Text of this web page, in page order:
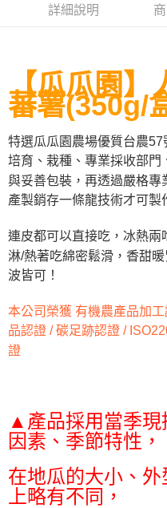
３．收到繳費通知簡訊後14天內
※ 交易是否成功請以「AFTEE先
是否繳費成功／繳費後需取消欲退
客戶支援中心」https://
【注意事項】
１．透過由恩沛科技股份有限公
易，需依本服務之必要範圍內提
權轉讓予恩沛科技股份有限公司。
２．關於個人資料處理事宜，請瀏
https://aftee.tw/terms/#terms3
「AFTEE先享後付」，若未經同
任。
４．使用「AFTEE先享後付」時
時審查核予不同之上限額度；若仍
５．嚴禁一人註冊多個帳號或使
恩沛科技股份有限公司將有權停
冷凍貨到付款
詳細說明
【瓜瓜園】
蕃薯(350g/
特選瓜瓜園農場優質台農
培育、栽種、專業採收部
與妥善包裝，再透過嚴格專
產製銷存一條龍技術才可製
連皮都可以直接吃，冰熱兩
淋/熱著吃綿密鬆滑，香甜
波皆可！
本公司榮獲 有機農產品加
品認證 / 碳足跡認證 /
證
▲產品採用當季現
因素、季節特性，
在地瓜的大小、
上略有不同，